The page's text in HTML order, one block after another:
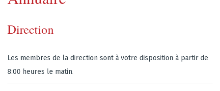
Direction
Les membres de la direction sont à votre disposition à partir de
8:00 heures le matin.